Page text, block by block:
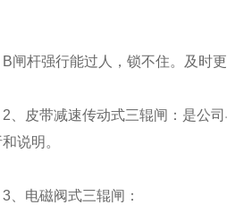
B闸杆强行能过人，锁不住。及时
2、皮带减速传动式三辊闸：是公
说明。
3、电磁阀式三辊闸：